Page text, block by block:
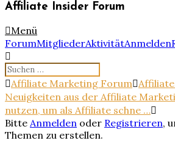
Affiliate Insider Forum
Menü
Forum-
Navigation
ForumMitgliederAktivitätAnmelden
Forum-
Breadcrumbs
-
Du
bist
Affiliate Marketing Forum
Neuigkeiten aus der Affiliate
nutzen, um als Affiliate schne …
Bitte Anmelden oder Registrieren,
Themen zu erstellen.